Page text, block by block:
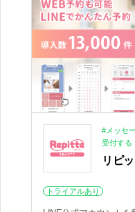
#メッセ
受付する
リピ
トライアルあり